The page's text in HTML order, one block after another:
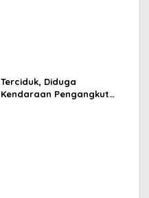
Terciduk, Diduga
Kendaraan Pengangkut